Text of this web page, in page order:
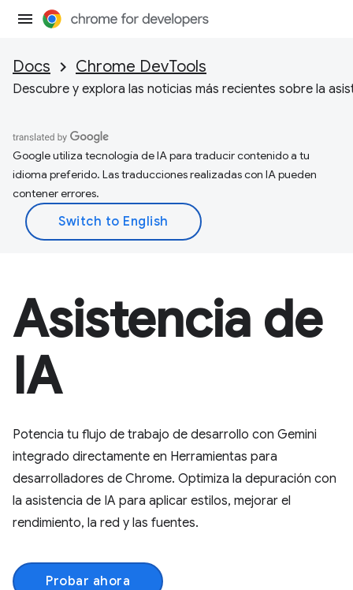
Docs Chrome DevTools
Descubre y explora las noticias más recientes sobre la
Google utiliza tecnología de IA para traducir contenido a tu
idioma preferido. Las traducciones realizadas con IA pueden
contener errores.
Asistencia de
IA
Potencia tu flujo de trabajo de desarrollo con Gemini
integrado directamente en Herramientas para
desarrolladores de Chrome. Optimiza la depuración con
la asistencia de IA para aplicar estilos, mejorar el
rendimiento, la red y las fuentes.
Probar ahora